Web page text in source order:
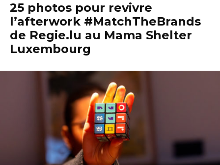
25 photos pour revivre
l’afterwork #MatchTheBrands
de Regie.lu au Mama Shelter
Luxembourg